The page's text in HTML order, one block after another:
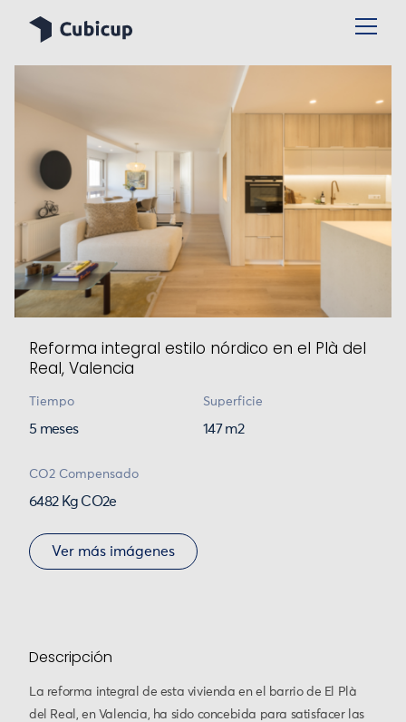
Reforma integral estilo nórdico en el Plà del
Real, Valencia
Tiempo
5 meses
Superficie
147 m2
CO2 Compensado
6482 Kg CO2e
Ver más imágenes
Descripción
La reforma integral de esta vivienda en el barrio de El Plà
del Real, en Valencia, ha sido concebida para satisfacer las